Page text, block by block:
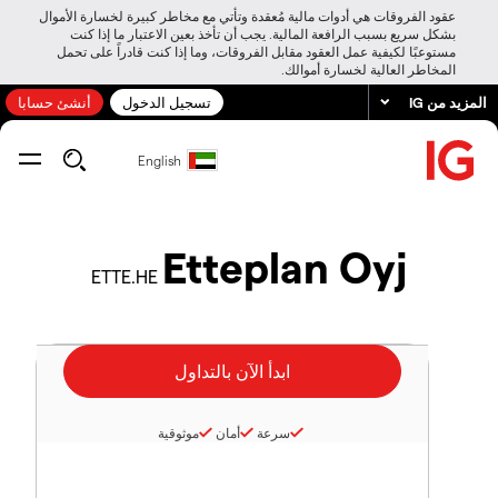
عقود الفروقات هي أدوات مالية مُعقدة وتأتي مع مخاطر كبيرة لخسارة الأموال
بشكل سريع بسبب الرافعة المالية. يجب أن تأخذ بعين الاعتبار ما إذا كنت
مستوعبًا لكيفية عمل العقود مقابل الفروقات، وما إذا كنت قادراً على تحمل
المخاطر العالية لخسارة أموالك.
المزيد من IG تسجيل الدخول أنشئ حسابا
English
Etteplan Oyj
ETTE.HE
سرعة أمان موثوقية